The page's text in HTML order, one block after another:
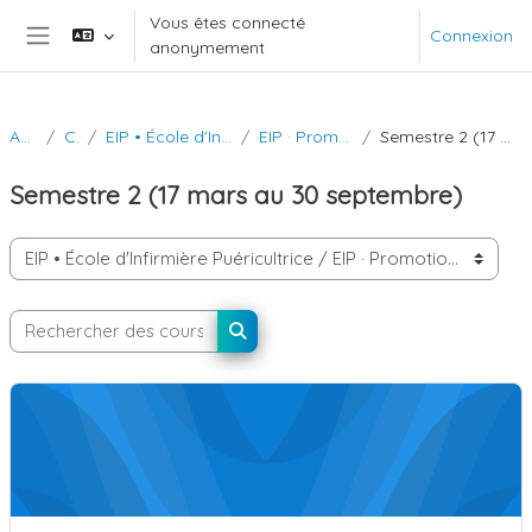
Passer au contenu principal
Panneau latéral
Vous êtes connecté
anonymement
Connexion
Accueil Cours EIP • École d'Infirmière Puéricultrice EIP · Promotion 2024-2025 Semestre 2 (17 mars au 30 septembre)
Semestre 2 (17 mars au 30 septembre)
Catégories de cours
Rechercher des cours
Rechercher des cours
U.E 1.1 Raisonnement clinique